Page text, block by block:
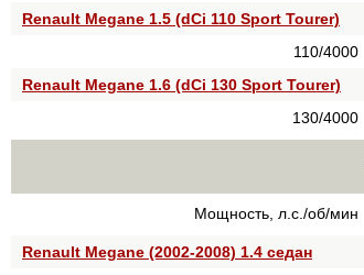
Renault Megane 1.5 (dCi 110 Sport Tourer)
110/4000
Renault Megane 1.6 (dCi 130 Sport Tourer)
130/4000
Мощность, л.с./об/мин
Renault Megane (2002-2008) 1.4 седан